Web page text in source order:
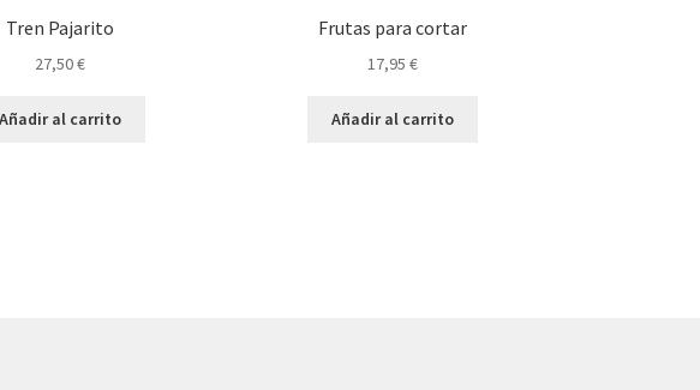
Tren Pajarito
27,50€
Añadir al carrito
Frutas para cortar
17,95€
Añadir al carrito